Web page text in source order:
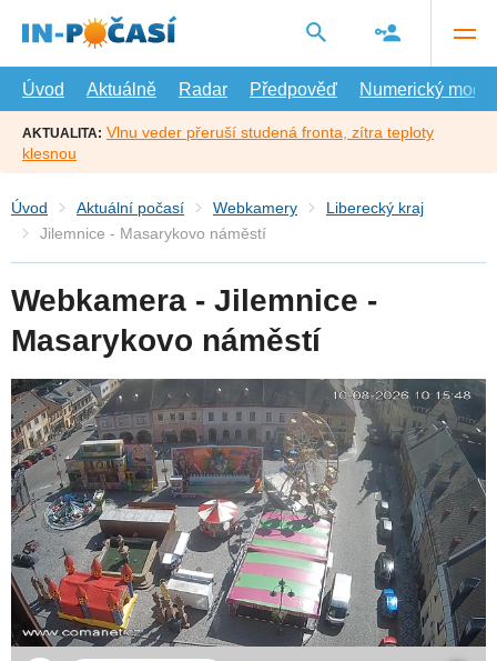
hlavní
Úvod
Aktuálně Radar Předpověď Numerický model
AKTUALITA: Vlnu veder přeruší studená fronta, zítra teploty
klesnou
Úvod Aktuální počasí Webkamery
Liberecký kraj
Jilemnice - Masarykovo náměstí
Webkamera - Jilemnice -
Masarykovo náměstí